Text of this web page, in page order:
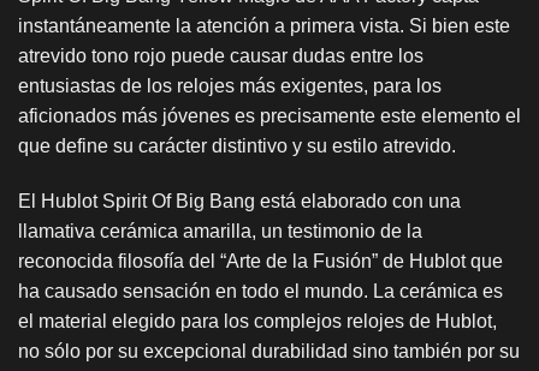
instantáneamente la atención a primera vista. Si bien este
atrevido tono rojo puede causar dudas entre los
entusiastas de los relojes más exigentes, para los
aficionados más jóvenes es precisamente este elemento el
que define su carácter distintivo y su estilo atrevido.
El Hublot Spirit Of Big Bang está elaborado con una
llamativa cerámica amarilla, un testimonio de la
reconocida filosofía del “Arte de la Fusión” de Hublot que
ha causado sensación en todo el mundo. La cerámica es
el material elegido para los complejos relojes de Hublot,
no sólo por su excepcional durabilidad sino también por su